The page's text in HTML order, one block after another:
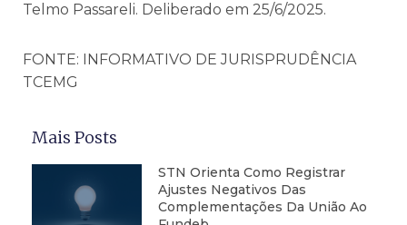
Telmo Passareli. Deliberado em 25/6/2025.
FONTE: INFORMATIVO DE JURISPRUDÊNCIA
TCEMG
Mais Posts
STN Orienta Como Registrar
Ajustes Negativos Das
Complementações Da União Ao